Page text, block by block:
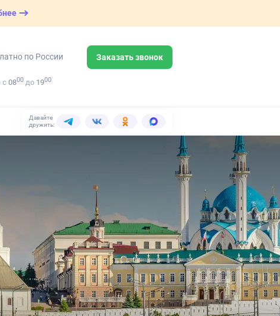
по России Заказать звонок
с 0800 до 1900
Давайте
дружить: